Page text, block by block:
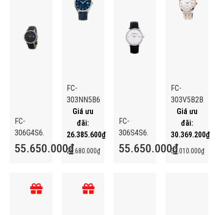
FC-
303NN5B6
28.680.000₫
26.385.600₫
FC-
303V5B2B
33.010.000₫
30.369.200₫
FC-
306G4S6.
55.650.000₫
FC-
306S4S6.
55.650.000₫